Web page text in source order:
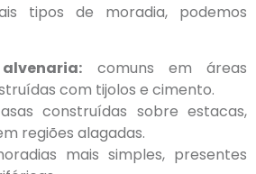
tipos de moradia, podemos
comuns em áreas
com tijolos e cimento.
construídas sobre estacas,
regiões alagadas.
mais simples, presentes